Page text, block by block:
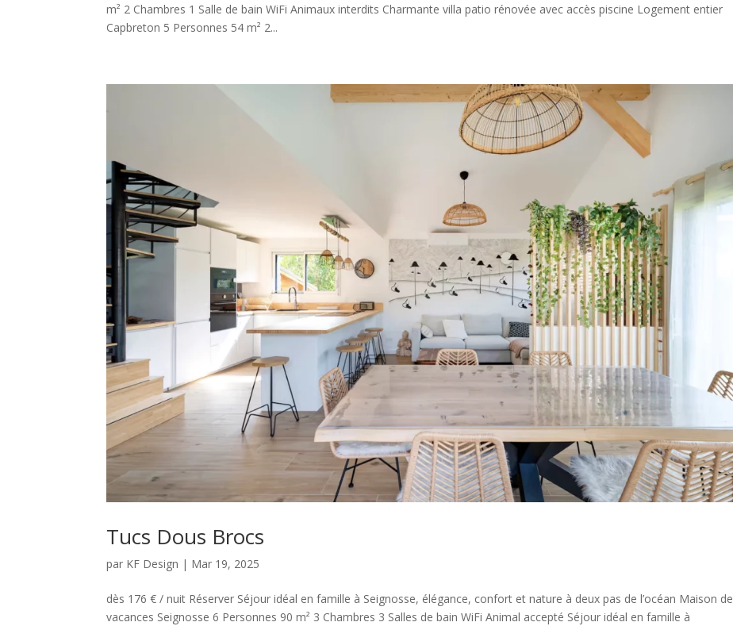
m² 2 Chambres 1 Salle de bain WiFi Animaux interdits Charmante villa patio rénovée avec accès piscine Logement entier
Capbreton 5 Personnes 54 m² 2...
Tucs Dous Brocs
par KF Design | Mar 19, 2025
dès 176 € / nuit Réserver Séjour idéal en famille à Seignosse, élégance, confort et nature à deux pas de l’océan Maison de
vacances Seignosse 6 Personnes 90 m² 3 Chambres 3 Salles de bain WiFi Animal accepté Séjour idéal en famille à